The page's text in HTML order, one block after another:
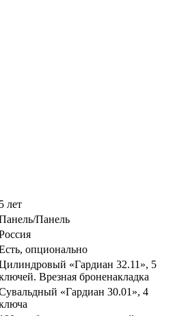
5 лет
Панель
опционально
«Гардиан 32.11», 5
Врезная броненакладка
«Гардиан 30.01», 4